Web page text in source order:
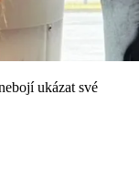
ukázat své